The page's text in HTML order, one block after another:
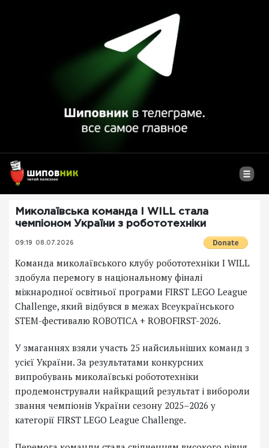
Миколаївська команда I WILL стала
чемпіоном України з робототехніки
09:19 08.07.2026
Команда миколаївського клубу робототехніки I WILL
здобула перемогу в національному фіналі
міжнародної освітньої програми FIRST LEGO League
Challenge, який відбувся в межах Всеукраїнського
STEM-фестивалю ROBOTICA + ROBOFIRST-2026.
У змаганнях взяли участь 25 найсильніших команд з
усієї України. За результатами конкурсних
випробувань миколаївські робототехніки
продемонстрували найкращий результат і вибороли
звання чемпіонів України сезону 2025–2026 у
категорії FIRST LEGO League Challenge.